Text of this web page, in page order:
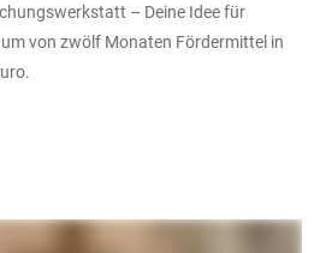
– Deine Idee für
von zwölf Monaten Fördermittel in